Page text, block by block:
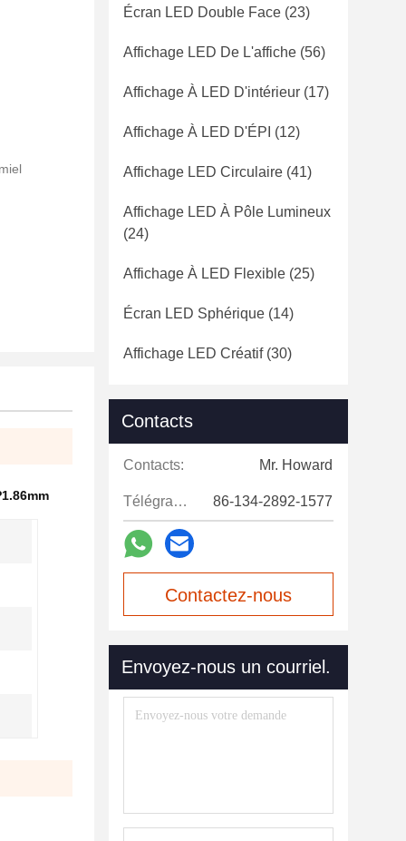
Écran LED Double Face (23)
Affichage LED De L'affiche (56)
Affichage À LED D'intérieur (17)
Affichage À LED D'ÉPI (12)
Affichage LED Circulaire (41)
Affichage LED À Pôle Lumineux
(24)
Affichage À LED Flexible (25)
Écran LED Sphérique (14)
Affichage LED Créatif(30)
Contacts
Contacts: Mr. Howard
Télégramme: 86-134-2892-1577
Contactez-nous
Envoyez-nous un courriel.